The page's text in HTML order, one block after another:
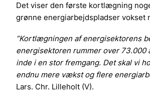
Det viser den første kortlægning
grønne energiarbejdspladser vokset
”Kortlægningen af energisektorens
energisektoren rummer over
inde i en stor fremgang. Det skal vi
endnu mere vækst og flere
Lars. Chr. Lilleholt (V).